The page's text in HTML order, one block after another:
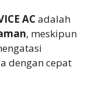
ACadalah
, meskipun
dengan cepat